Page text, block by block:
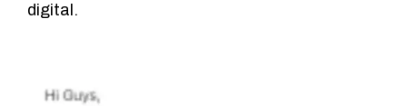
digital.